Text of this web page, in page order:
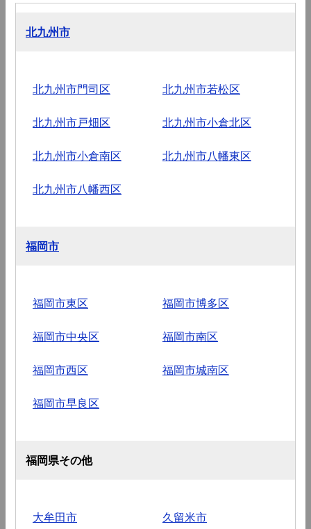
北九州市
北九州市門司区 北九州市若松区
北九州市戸畑区 北九州市小倉北区
北九州市小倉南区 北九州市八幡東区
北九州市八幡西区
福岡市
福岡市東区 福岡市博多区
福岡市中央区 福岡市南区
福岡市西区 福岡市城南区
福岡市早良区
福岡県その他
大牟田市 久留米市